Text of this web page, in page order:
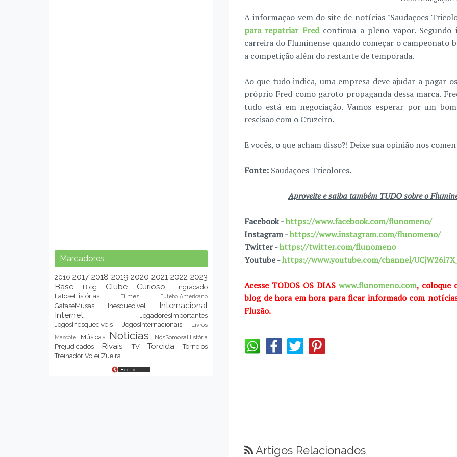
A informação vem do site de notícias "Saudações
para repatriar Fredcontinua a pleno vapor. Segundo
carreira do Fluminense quando começar o
a competição além do restante de temporada.
Ao que tudo indica, uma empresa deve ajudar a pagar
próprio Fred como garoto propaganda dessa marca.
tudo está em negociação. Vamos esperar por um
rescisão com o Cruzeiro.
E vocês, o que acham disso?! Deixe sua opinião nos
Fonte: Saudações Tricolores.
Aproveite e saiba também TUDO sobre o
Facebook -https://www.facebook.com/flunomeno/
Instagram -https://www.instagram.com/flunomeno/
Twitter -https://twitter.com/flunomeno
Youtube -https://www.youtube.com/channel/
Acesse TODOS OS DIAS www.flunomeno.com, coloque
blog de hora em hora para ficar informado com
Fluzão.
Artigos Relacionados
Marcadores
2016 2017 2018 2019 2020 2021 2022 2023
Base
Blog Clube Curioso
Engraçado
FatoseHistórias
Filmes FutebolAmericano
GataseMusas Inesquecível
Internacional
Internet
JogadoresImportantes
JogosInesquecíveis
JogosInternacionais Livros
Mascote Músicas Notícias NósSomosaHistória
Prejudicados Rivais TV Torcida
Torneios
Treinador Vôlei Zueira